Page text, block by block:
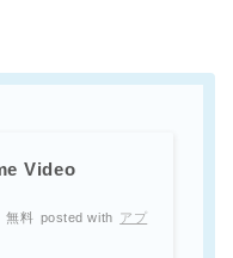
Video
無料 posted with アプ